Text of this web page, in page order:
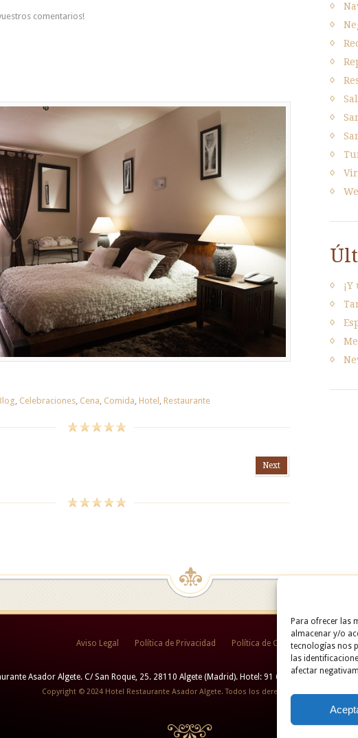
Para ofrecer las
almacenar y/o
tecnologías nos
las
afectar
comentarios!
Celebraciones Cena Comida Hotel Restaurante
Next
Aviso Legal Política de Privacidad Política de Cookies
Asador Algete. C/ San Roque, 25. 28110 Algete (Madrid). Hotel: 91 628 29 05 /
Copyright © 2024 Hotel Restaurante Asador Algete. Todos los derechos reservados.